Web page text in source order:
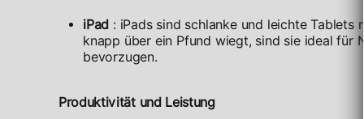
iPad : iPads sind schlanke und leichte
knapp über ein Pfund wiegt, sind sie ideal für
bevorzugen.
Produktivität und Leistung